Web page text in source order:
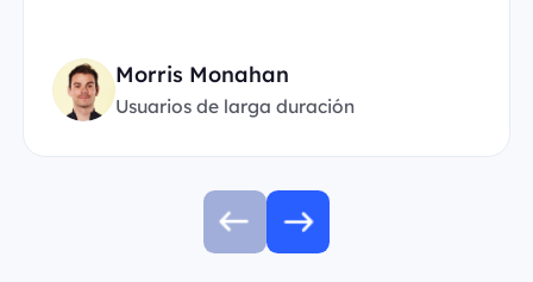
Morris Monahan
Usuarios de larga duración